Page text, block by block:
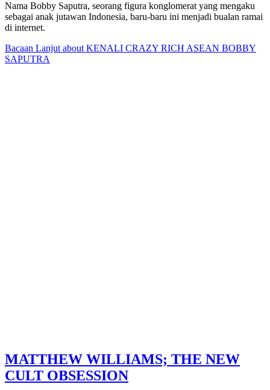
Nama Bobby Saputra, seorang figura konglomerat yang mengaku
sebagai anak jutawan Indonesia, baru-baru ini menjadi bualan ramai
di internet.
Bacaan Lanjut about KENALI CRAZY RICH ASEAN BOBBY
SAPUTRA
MATTHEW WILLIAMS; THE NEW
CULT OBSESSION